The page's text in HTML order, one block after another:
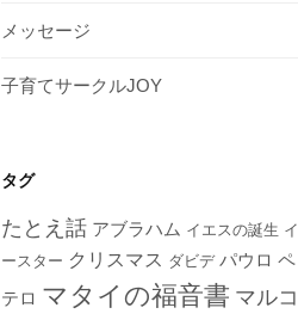
メッセージ
子育てサークルJOY
タグ
たとえ話 アブラハム イエスの誕生 イ
ースター クリスマス ダビデ パウロ ペ
テロ マタイの福音書 マルコ